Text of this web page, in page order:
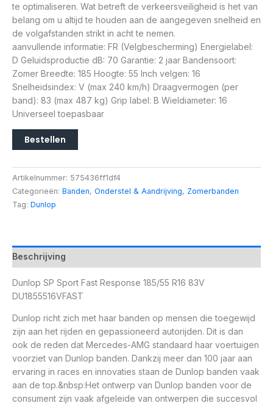
te optimaliseren. Wat betreft de verkeersveiligheid is het van
belang om u altijd te houden aan de aangegeven snelheid en
de volgafstanden strikt in acht te nemen.
aanvullende informatie: FR (Velgbescherming) Energielabel:
D Geluidsproductie dB: 70 Garantie: 2 jaar Bandensoort:
Zomer Breedte: 185 Hoogte: 55 Inch velgen: 16
Snelheidsindex: V (max 240 km/h) Draagvermogen (per
band): 83 (max 487 kg) Grip label: B Wieldiameter: 16
Universeel toepasbaar
Bestellen
Artikelnummer: 575436ff1df4
Categorieën: Banden, Onderstel & Aandrijving, Zomerbanden
Tag: Dunlop
Beschrijving
Dunlop SP Sport Fast Response 185/55 R16 83V
DU1855516VFAST
Dunlop richt zich met haar banden op mensen die toegewijd
zijn aan het rijden en gepassioneerd autorijden. Dit is dan
ook de reden dat Mercedes-AMG standaard haar voertuigen
voorziet van Dunlop banden. Dankzij meer dan 100 jaar aan
ervaring in races en innovaties staan de Dunlop banden vaak
aan de top.&nbsp:Het ontwerp van Dunlop banden voor de
consument zijn vaak afgeleide van ontwerpen die succesvol